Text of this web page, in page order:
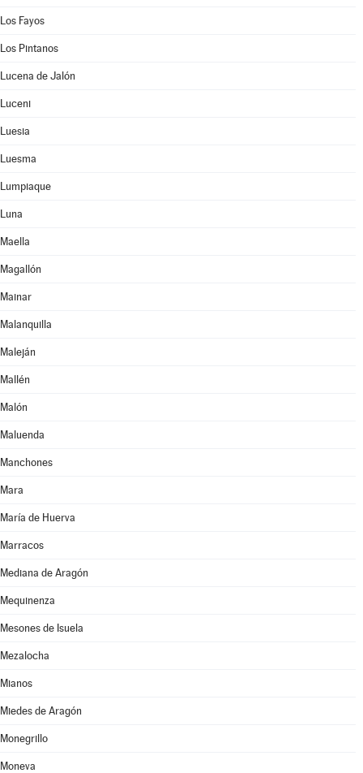
Los Fayos
Los Pintanos
Lucena de Jalón
Luceni
Luesia
Luesma
Lumpiaque
Luna
Maella
Magallón
Mainar
Malanquilla
Maleján
Mallén
Malón
Maluenda
Manchones
Mara
María de Huerva
Marracos
Mediana de Aragón
Mequinenza
Mesones de Isuela
Mezalocha
Mianos
Miedes de Aragón
Monegrillo
Moneva